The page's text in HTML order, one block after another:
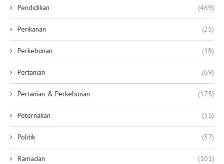
Pendidikan (469)
Perikanan (25)
Perkebunan (18)
Pertanian (69)
Pertanian & Perkebunan (175)
Peternakan (35)
Politik (37)
Ramadan (101)